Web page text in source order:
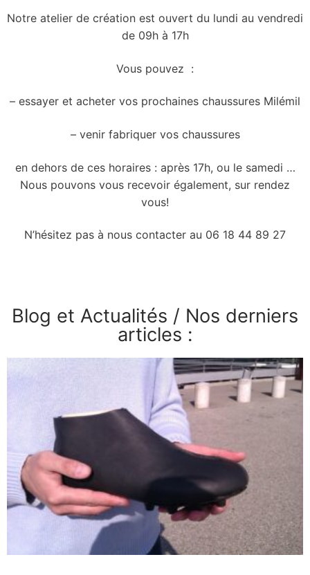
Notre atelier de création est ouvert du lundi au vendredi
de 09h à 17h
Vous pouvez :
– essayer et acheter vos prochaines chaussures Milémil
– venir fabriquer vos chaussures
en dehors de ces horaires : après 17h, ou le samedi …
Nous pouvons vous recevoir également, sur rendez
vous!
N’hésitez pas à nous contacter au 06 18 44 89 27
Blog et Actualités / Nos derniers
articles :